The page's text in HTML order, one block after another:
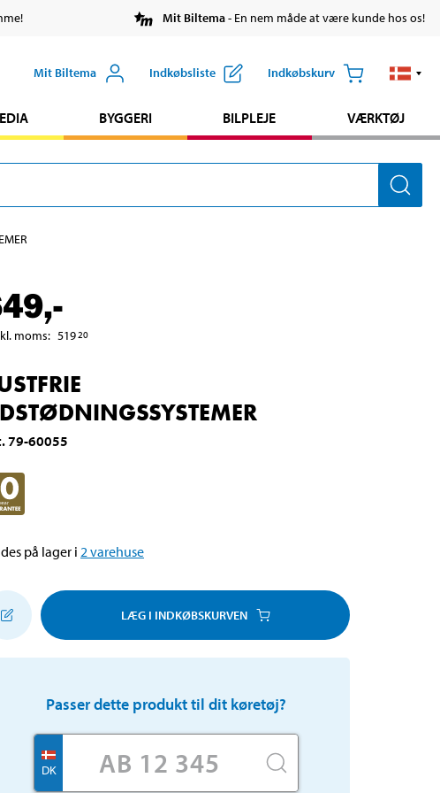
Mit Biltema- En nem måde at være kunde hos os!
Mit Biltema Indkøbsliste Indkøbskurv
BYGGERI BILPLEJE VÆRKTØJ
,-
moms: 519 20
.79-60055
på lager i 2varehuse
LÆG I INDKØBSKURVEN
Passer dette produkt til dit køretøj?
DK